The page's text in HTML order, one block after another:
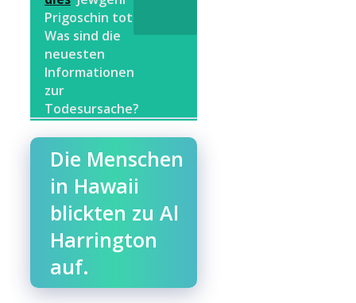
Prigoschin tot:
Was sind die
neuesten
Informationen
zur
Todesursache?
Die Menschen
in Hawaii
blickten zu Al
Harrington
auf.